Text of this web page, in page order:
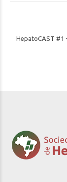
HepatoCAST #1